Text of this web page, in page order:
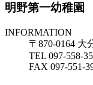
明野第一幼稚園
INFORMATION
〒870-0164 大
TEL 097-558-
FAX 097-551-